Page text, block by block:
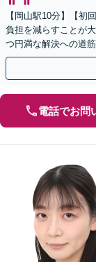
【岡山駅10分】【初
負担を減らすことが
つ円満な解決への道
ので、まずはご相談
電話でお問